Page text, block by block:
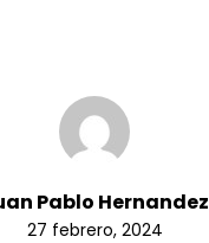
Pablo Hernandez
27 febrero, 2024